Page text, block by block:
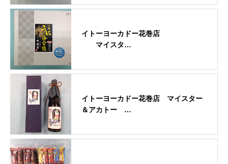
イトーヨーカドー花巻店
マイスタ…
イトーヨーカドー花巻店 マイスター
＆アカトー …